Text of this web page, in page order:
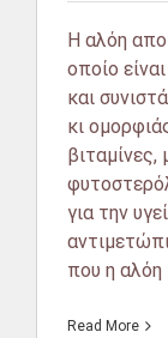
Η αλόη
οποίο
και
κι
βιταμίνες,
για την
που η αλόη
Read More